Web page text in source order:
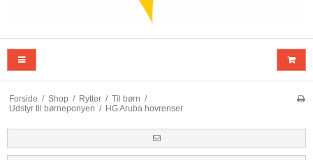
Forside / Shop / Rytter / Til børn /
Udstyr til børneponyen / HG Aruba hovrenser